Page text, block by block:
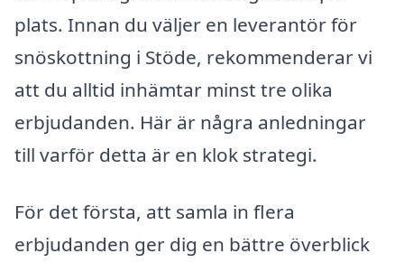
plats. Innan du väljer en leverantör för
snöskottning i Stöde, rekommenderar vi
att du alltid inhämtar minst tre olika
erbjudanden. Här är några anledningar
till varför detta är en klok strategi.
För det första, att samla in flera
erbjudanden ger dig en bättre överblick